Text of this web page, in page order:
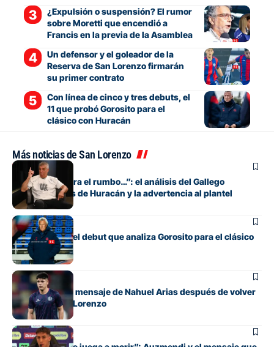
¿Expulsión o suspensión? El rumor
sobre Moretti que encendió a
Francis en la previa de la Asamblea
Un defensor y el goleador de la
Reserva de San Lorenzo firmarán
su primer contrato
Con línea de cinco y tres debuts, el
11 que probó Gorosito para el
clásico con Huracán
Más noticias de San Lorenzo
Fútbol
“Si no encuentra el rumbo…”: el análisis del Gallego
González antes de Huracán y la advertencia al plantel
Fútbol
Los cambios y el debut que analiza Gorosito para el clásico
con Huracán
Fútbol
El conmovedor mensaje de Nahuel Arias después de volver
a jugar en San Lorenzo
Fútbol